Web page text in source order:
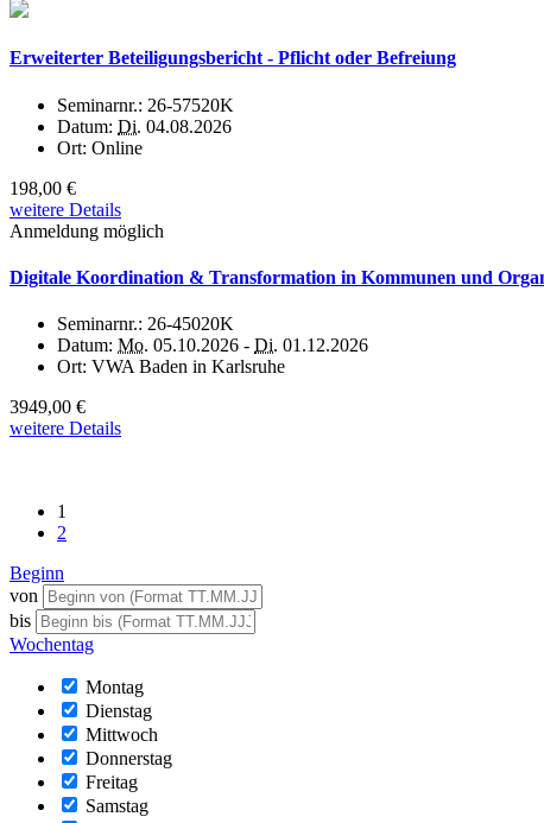
Erweiterter Beteiligungsbericht - Pflicht oder Befreiung
Seminarnr.: 26-57520K
Datum: Di. 04.08.2026
Ort: Online
198,00 €
weitere Details
Anmeldung möglich
Digitale Koordination & Transformation in Kommunen und
Seminarnr.: 26-45020K
Datum: Mo. 05.10.2026 - Di. 01.12.2026
Ort: VWA Baden in Karlsruhe
3949,00 €
weitere Details
1
2
Beginn
von
bis
Wochentag
Montag
Dienstag
Mittwoch
Donnerstag
Freitag
Samstag